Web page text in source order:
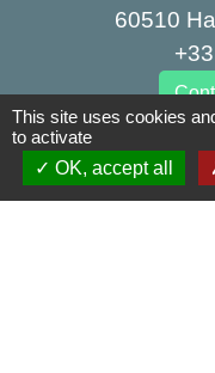
60510
This site uses cookies
to activate
OK, accept all